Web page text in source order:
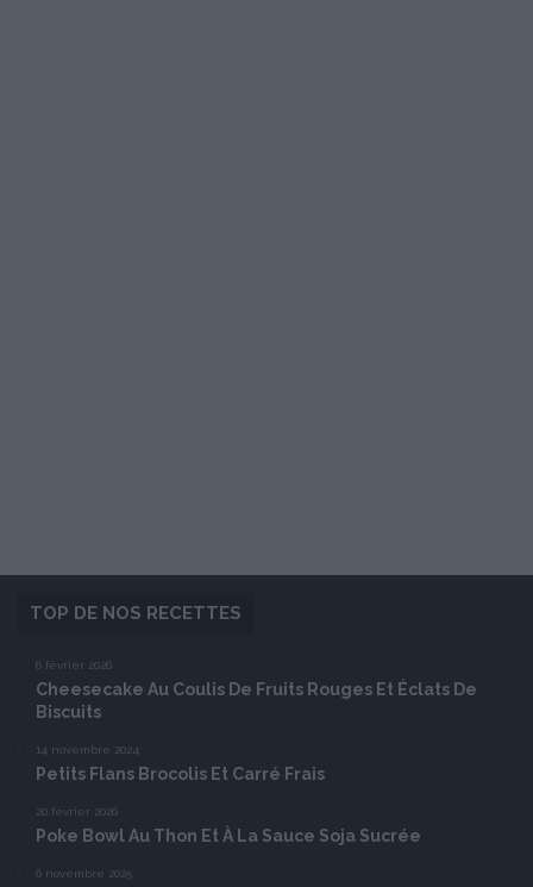
TOP DE NOS RECETTES
6 février 2026
Cheesecake Au Coulis De Fruits Rouges Et Éclats De
Biscuits
14 novembre 2024
Petits Flans Brocolis Et Carré Frais
20 février 2026
Poke Bowl Au Thon Et À La Sauce Soja Sucrée
6 novembre 2025